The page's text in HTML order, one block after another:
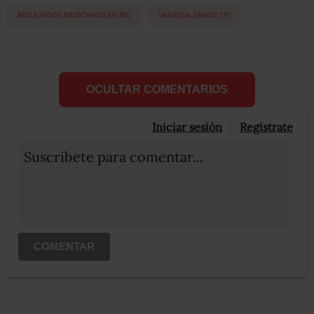
RESULTADOS MEXICANOS EN RIO VANESSA ZAMBOTTI
OCULTAR COMENTARIOS
Iniciar sesión Registrate
Suscribete para comentar...
COMENTAR